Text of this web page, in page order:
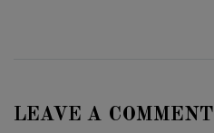
LEAVE A COMMENT